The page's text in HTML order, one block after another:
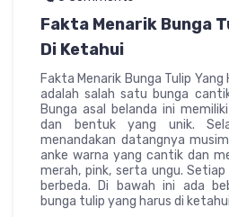
Fakta Menarik Bunga
Di Ketahui
Fakta Menarik Bunga Tulip Yang
adalah salah satu bunga
Bunga asal belanda ini
dan bentuk yang unik.
menandakan datangnya
anke warna yang cantik dan
merah, pink, serta ungu.
berbeda. Di bawah ini ada
bunga tulip yang harus di